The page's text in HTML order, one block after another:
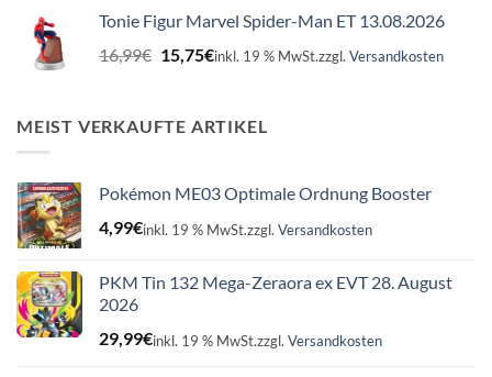
16,99€15,75€.
Tonie Figur Marvel Spider-Man ET 13.08.2026
16,99€ Ursprünglicher
Preis
16,99€
15,75€Aktueller
15,75€.
inkl. 19 % MwSt.zzgl. Versandkosten
MEIST VERKAUFTE ARTIKEL
Pokémon ME03 Optimale Ordnung Booster
4,99€inkl. 19 % MwSt.zzgl. Versandkosten
PKM Tin 132 Mega-Zeraora ex EVT 28. August
2026
29,99€inkl. 19 % MwSt.zzgl. Versandkosten